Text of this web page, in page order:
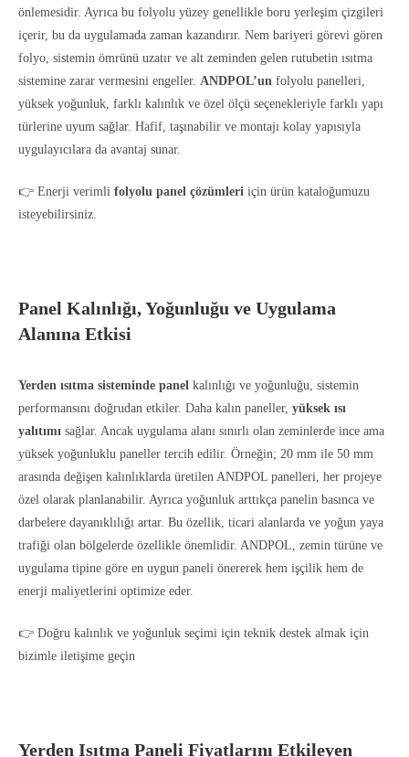
önlemesidir. Ayrıca bu folyolu yüzey genellikle boru yerleşim çizgileri
içerir, bu da uygulamada zaman kazandırır. Nem bariyeri görevi gören
folyo, sistemin ömrünü uzatır ve alt zeminden gelen rutubetin ısıtma
sistemine zarar vermesini engeller. ANDPOL’un folyolu panelleri,
yüksek yoğunluk, farklı kalınlık ve özel ölçü seçenekleriyle farklı yapı
türlerine uyum sağlar. Hafif, taşınabilir ve montajı kolay yapısıyla
uygulayıcılara da avantaj sunar.
👉 Enerji verimli folyolu panel çözümleri için ürün kataloğumuzu
isteyebilirsiniz.
Panel Kalınlığı, Yoğunluğu ve Uygulama
Alanına Etkisi
Yerden ısıtma sisteminde panel kalınlığı ve yoğunluğu, sistemin
performansını doğrudan etkiler. Daha kalın paneller, yüksek ısı
yalıtımı sağlar. Ancak uygulama alanı sınırlı olan zeminlerde ince ama
yüksek yoğunluklu paneller tercih edilir. Örneğin; 20 mm ile 50 mm
arasında değişen kalınlıklarda üretilen ANDPOL panelleri, her projeye
özel olarak planlanabilir. Ayrıca yoğunluk arttıkça panelin basınca ve
darbelere dayanıklılığı artar. Bu özellik, ticari alanlarda ve yoğun yaya
trafiği olan bölgelerde özellikle önemlidir. ANDPOL, zemin türüne ve
uygulama tipine göre en uygun paneli önererek hem işçilik hem de
enerji maliyetlerini optimize eder.
👉 Doğru kalınlık ve yoğunluk seçimi için teknik destek almak için
bizimle iletişime geçin
Yerden Isıtma Paneli Fiyatlarını Etkileyen